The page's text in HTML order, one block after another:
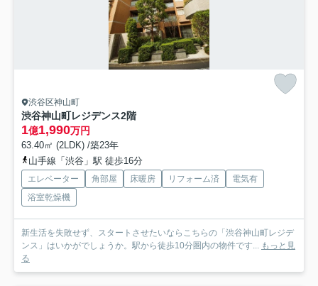
渋谷区神山町
渋谷神山町レジデンス2階
1億1,990万円
63.40㎡ (2LDK) /築23年
山手線「渋谷」駅 徒歩16分
エレベーター 角部屋 床暖房 リフォーム済
電気有
浴室乾燥機
新生活を失敗せず、スタートさせたいならこちらの「渋谷神山町レジデ
ンス」はいかがでしょうか。駅から徒歩10分圏内の物件です...
もっと見
る